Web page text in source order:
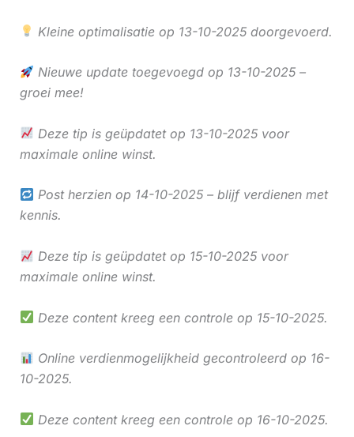
Kleine optimalisatie op 13-10-2025 doorgevoerd.
Nieuwe update toegevoegd op 13-10-2025 –
groei mee!
Deze tip is geüpdatet op 13-10-2025 voor
maximale online winst.
Post herzien op 14-10-2025 – blijf verdienen met
kennis.
Deze tip is geüpdatet op 15-10-2025 voor
maximale online winst.
Deze content kreeg een controle op 15-10-2025.
Online verdienmogelijkheid gecontroleerd op 16-
10-2025.
Deze content kreeg een controle op 16-10-2025.